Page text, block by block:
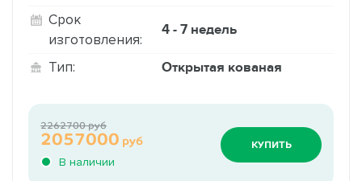
Срок
изготовления:
4 - 7 недель
Тип: Открытая кованая
В наличии
2057000 руб
2262700 руб
КУПИТЬ